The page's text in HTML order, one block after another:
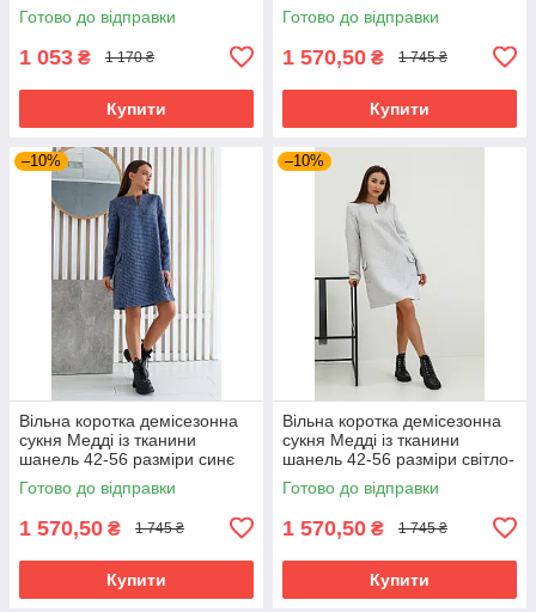
Готово до відправки
1 053 ₴ 1 170 ₴
Купити
Готово до відправки
1 570,50 ₴ 1 745 ₴
Купити
–10%
Вільна коротка демісезонна
сукня Медді із тканини
шанель 42-56 разміри синє
Готово до відправки
1 570,50 ₴ 1 745 ₴
Купити
–10%
Вільна коротка демісезонна
сукня Медді із тканини
шанель 42-56 разміри світло-
сіра
Готово до відправки
1 570,50 ₴ 1 745 ₴
Купити